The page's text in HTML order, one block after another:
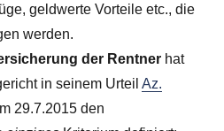
geldwerte Vorteile etc., die
werden.
der Rentner hat
in seinem UrteilAz.
29.7.2015 den